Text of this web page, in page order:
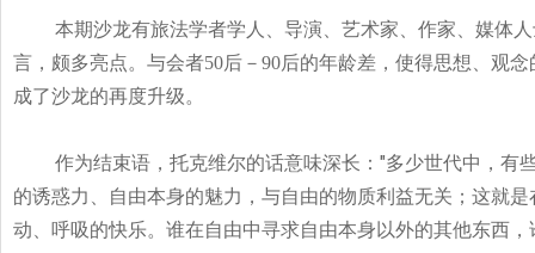
本期沙龙有旅法学者学人、导演、艺术家、作家、媒体
言，颇多亮点。与会者50后－90后的年龄差，使得思想、观
成了沙龙的再度升级。
作为结束语，托克维尔的话意味深长："多少世代中，有
的诱惑力、自由本身的魅力，与自由的物质利益无关；这就
动、呼吸的快乐。谁在自由中寻求自由本身以外的其他东西